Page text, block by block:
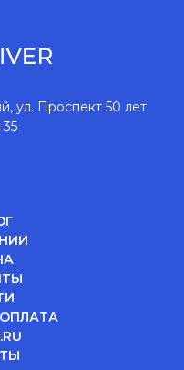
ул. Проспект 50 лет